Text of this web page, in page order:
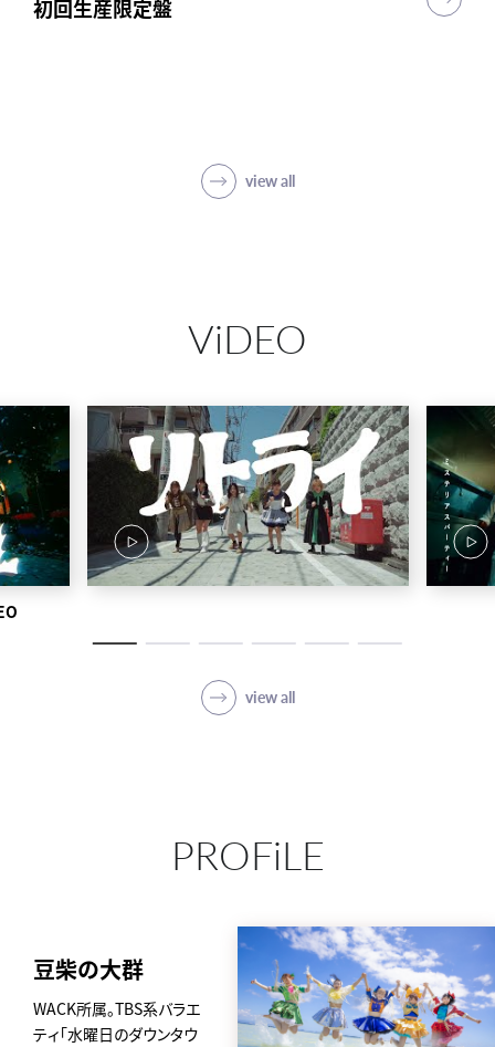
初回生産限定盤
初回生産限定盤
初回生産限定盤
突破
初回生産限定盤(1CD＋5Blu-ray＋PHOTO
view all
ViDEO
view all
PROFiLE
豆柴の大群
WACK所属。TBS系バラエ
ティ「水曜日のダウンタウ